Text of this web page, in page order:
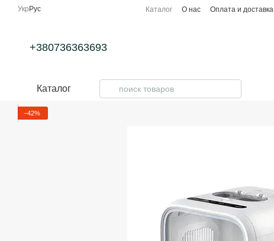
Перейти к основному контенту
Укр Рус Каталог О нас Оплата и доставка
+380736363693
Каталог
−42%